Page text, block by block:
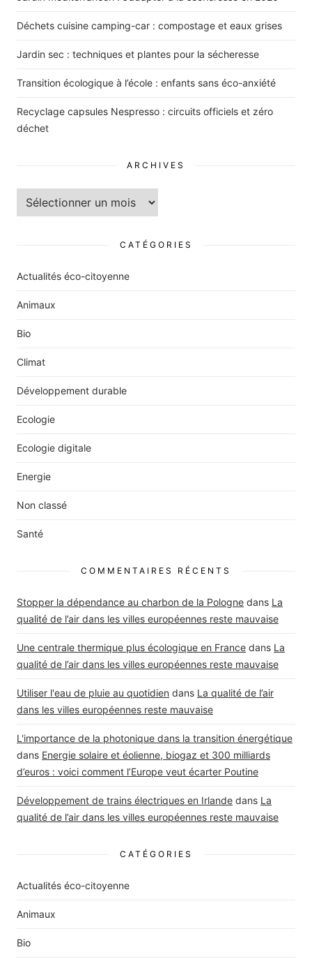
Déchets cuisine camping-car : compostage et eaux grises
Jardin sec : techniques et plantes pour la sécheresse
Transition écologique à l’école : enfants sans éco-anxiété
Recyclage capsules Nespresso : circuits officiels et zéro
déchet
ARCHIVES
Archives
CATÉGORIES
Actualités éco-citoyenne
Animaux
Bio
Climat
Développement durable
Ecologie
Ecologie digitale
Energie
Non classé
Santé
COMMENTAIRES RÉCENTS
Stopper la dépendance au charbon de la Pologne dans La
qualité de l’air dans les villes européennes reste mauvaise
Une centrale thermique plus écologique en France dans La
qualité de l’air dans les villes européennes reste mauvaise
Utiliser l'eau de pluie au quotidien dans La qualité de l’air
dans les villes européennes reste mauvaise
L'importance de la photonique dans la transition énergétique
dans Energie solaire et éolienne, biogaz et 300 milliards
d’euros : voici comment l’Europe veut écarter Poutine
Développement de trains électriques en Irlande dans La
qualité de l’air dans les villes européennes reste mauvaise
CATÉGORIES
Actualités éco-citoyenne
Animaux
Bio